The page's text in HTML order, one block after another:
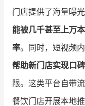
门店提供了海量曝
能被几千甚至上万
率。同时，短视频
帮助新门店实现口
限。这类平台自带
餐饮门店开展本地推